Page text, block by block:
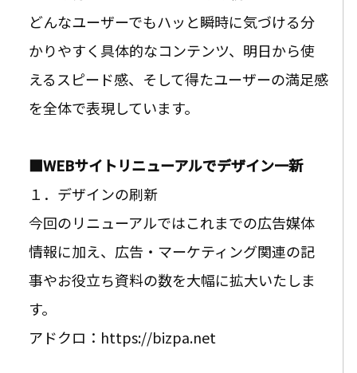
どんなユーザーでもハッと瞬時に気づける分
かりやすく具体的なコンテンツ、明日から使
えるスピード感、そして得たユーザーの満足感
を全体で表現しています。
■WEBサイトリニューアルでデザイン一新
１．デザインの刷新
今回のリニューアルではこれまでの広告媒体
情報に加え、広告・マーケティング関連の記
事やお役立ち資料の数を大幅に拡大いたしま
す。
アドクロ：https://bizpa.net